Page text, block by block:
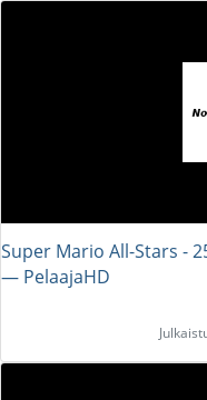
Super Mario All-Stars -
― PelaajaHD